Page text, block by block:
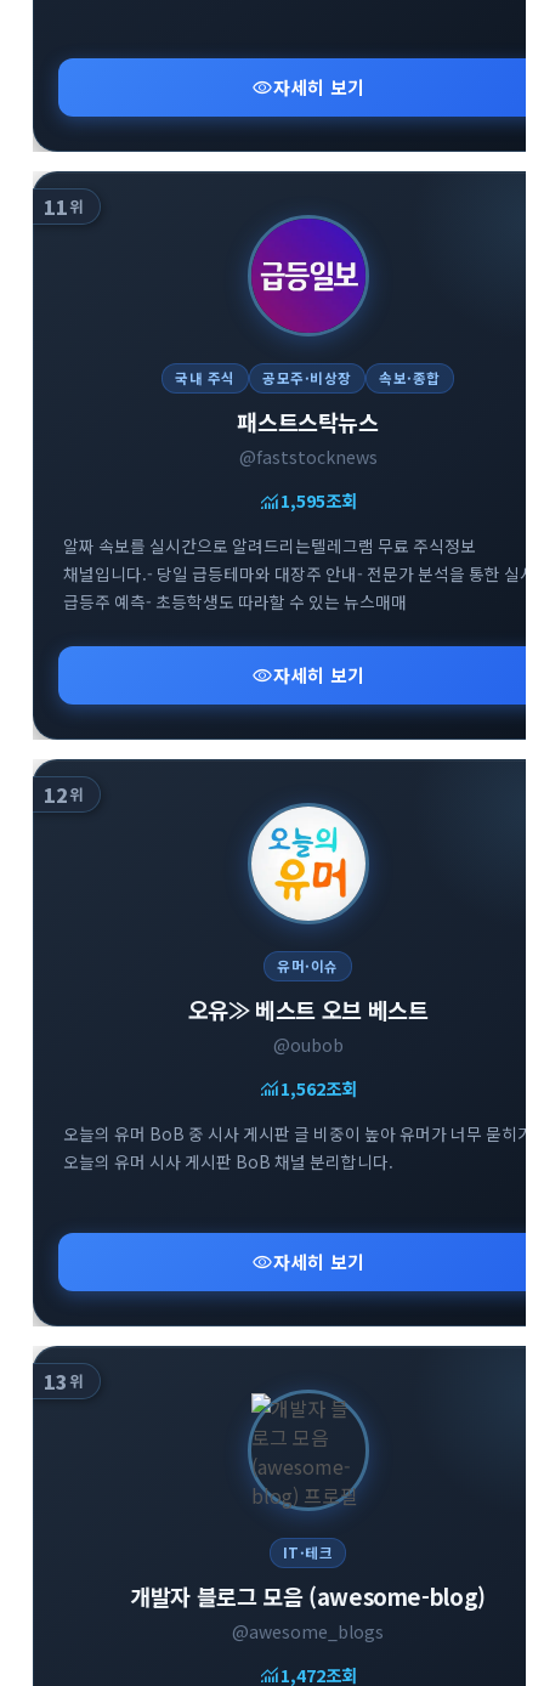
visibility자세히 보기
11위
국내 주식 공모주·비상장 속보·종합
패스트스탁뉴스
@faststocknews
monitoring1,595조회
알짜 속보를 실시간으로 알려드리는텔레그램 무료 주식정보
채널입니다.- 당일 급등테마와 대장주 안내- 전문가 분석을 통한 실시
급등주 예측- 초등학생도 따라할 수 있는 뉴스매매
visibility자세히 보기
12위
유머·이슈
오유≫ 베스트 오브 베스트
@oubob
monitoring1,562조회
오늘의 유머 BoB 중 시사 게시판 글 비중이 높아 유머가 너무 묻히기
오늘의 유머 시사 게시판 BoB 채널 분리합니다.
visibility자세히 보기
13 위
IT·테크
개발자 블로그 모음 (awesome-blog)
@awesome_blogs
monitoring1,472조회